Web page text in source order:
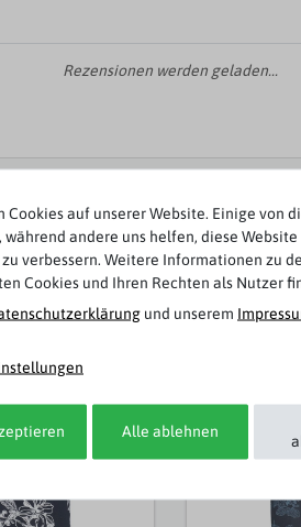
Rezensionen werden geladen...
Weitere Artikel von
Cookies auf unserer Website. Einige von
während andere uns helfen, diese Website
verbessern. Weitere Informationen zu
Cookies und Ihren Rechten als Nutzer
und unserem
Alle ablehnen